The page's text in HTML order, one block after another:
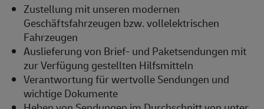
Zustellung mit unseren modernen
Geschäftsfahrzeugen bzw. vollelektrischen
Fahrzeugen
Auslieferung von Brief- und Paketsendungen mit
zur Verfügung gestellten Hilfsmitteln
Verantwortung für wertvolle Sendungen und
wichtige Dokumente